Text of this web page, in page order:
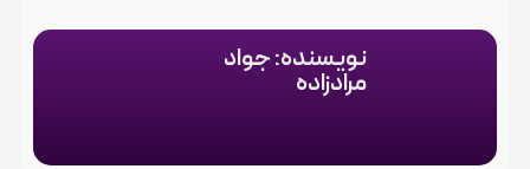
نویسنده: جواد
مرادزاده